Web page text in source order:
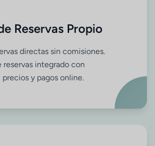
Reservas Propio
directas sin comisiones.
reservas integrado con
y pagos online.